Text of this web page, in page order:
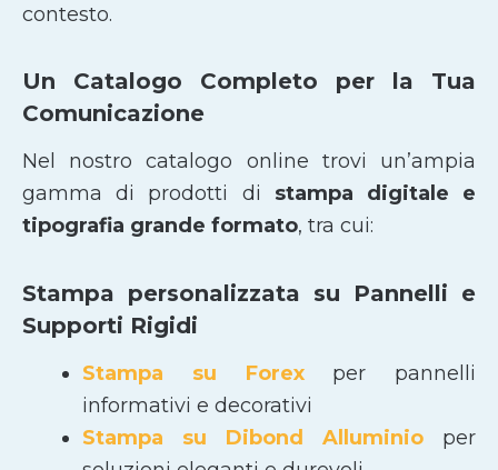
contesto.
Un Catalogo Completo per la Tua
Comunicazione
Nel nostro catalogo online trovi un’ampia
gamma di prodotti di stampa digitale e
tipografia grande formato, tra cui:
Stampa personalizzata su Pannelli e
Supporti Rigidi
Stampa su Forexper pannelli
informativi e decorativi
Stampa su Dibond Alluminio per